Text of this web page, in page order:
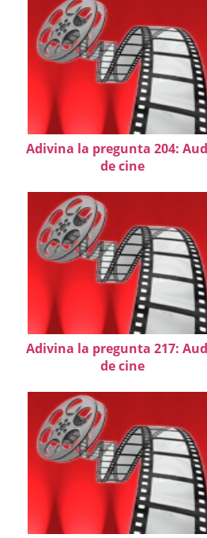
Adivina la pregunta 204:
de cine
Adivina la pregunta 217:
de cine